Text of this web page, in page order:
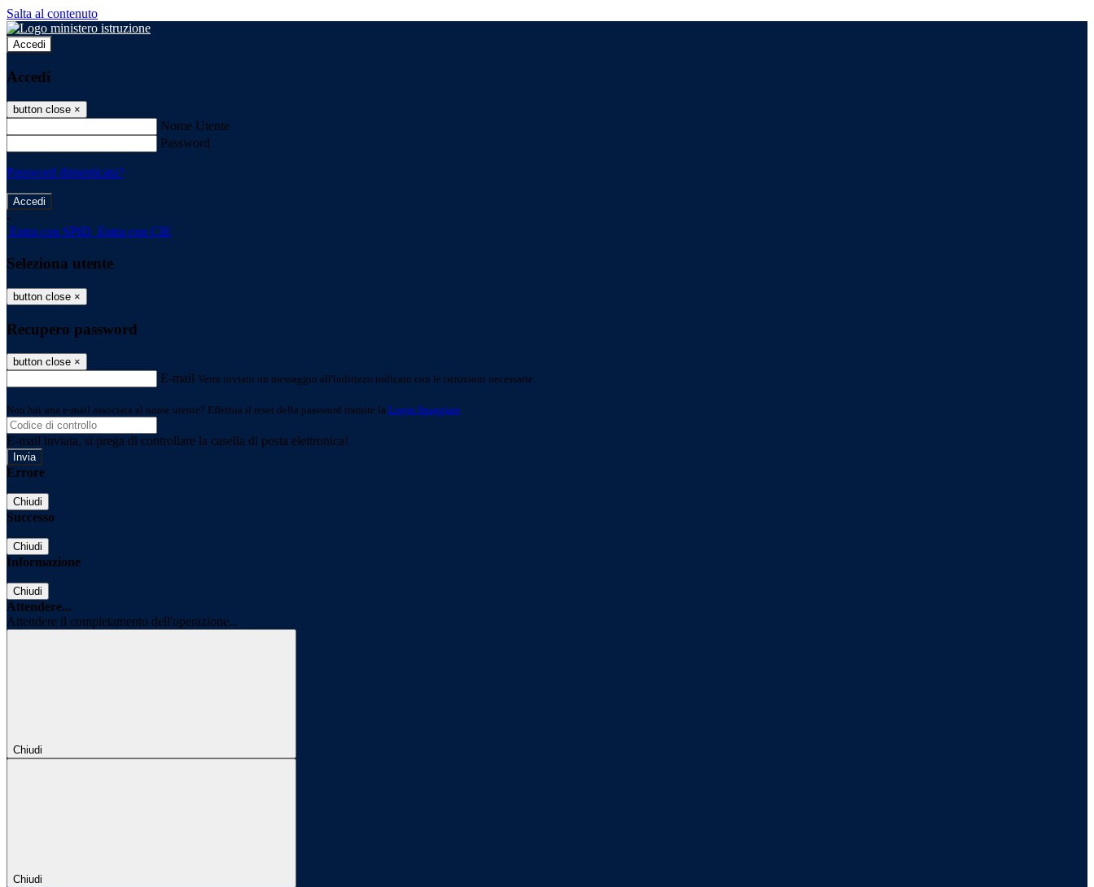
Salta al contenuto
Accedi
Accedi
button close ×
Nome Utente
Password
Password dimenticata?
-
Entra con SPID Entra con CIE
Seleziona utente
button close ×
Recupero password
button close ×
E-mail Verrà inviato un messaggio all'indirizzo indicato con le istruzioni necessarie.
Non hai una e-mail associata al nome utente? Effettua il reset della password tramite la Login Spaggiari
E-mail inviata, si prega di controllare la casella di posta elettronica!
Errore
Chiudi
Successo
Chiudi
Informazione
Chiudi
Attendere...
Attendere il completamento dell'operazione...
Chiudi
Chiudi